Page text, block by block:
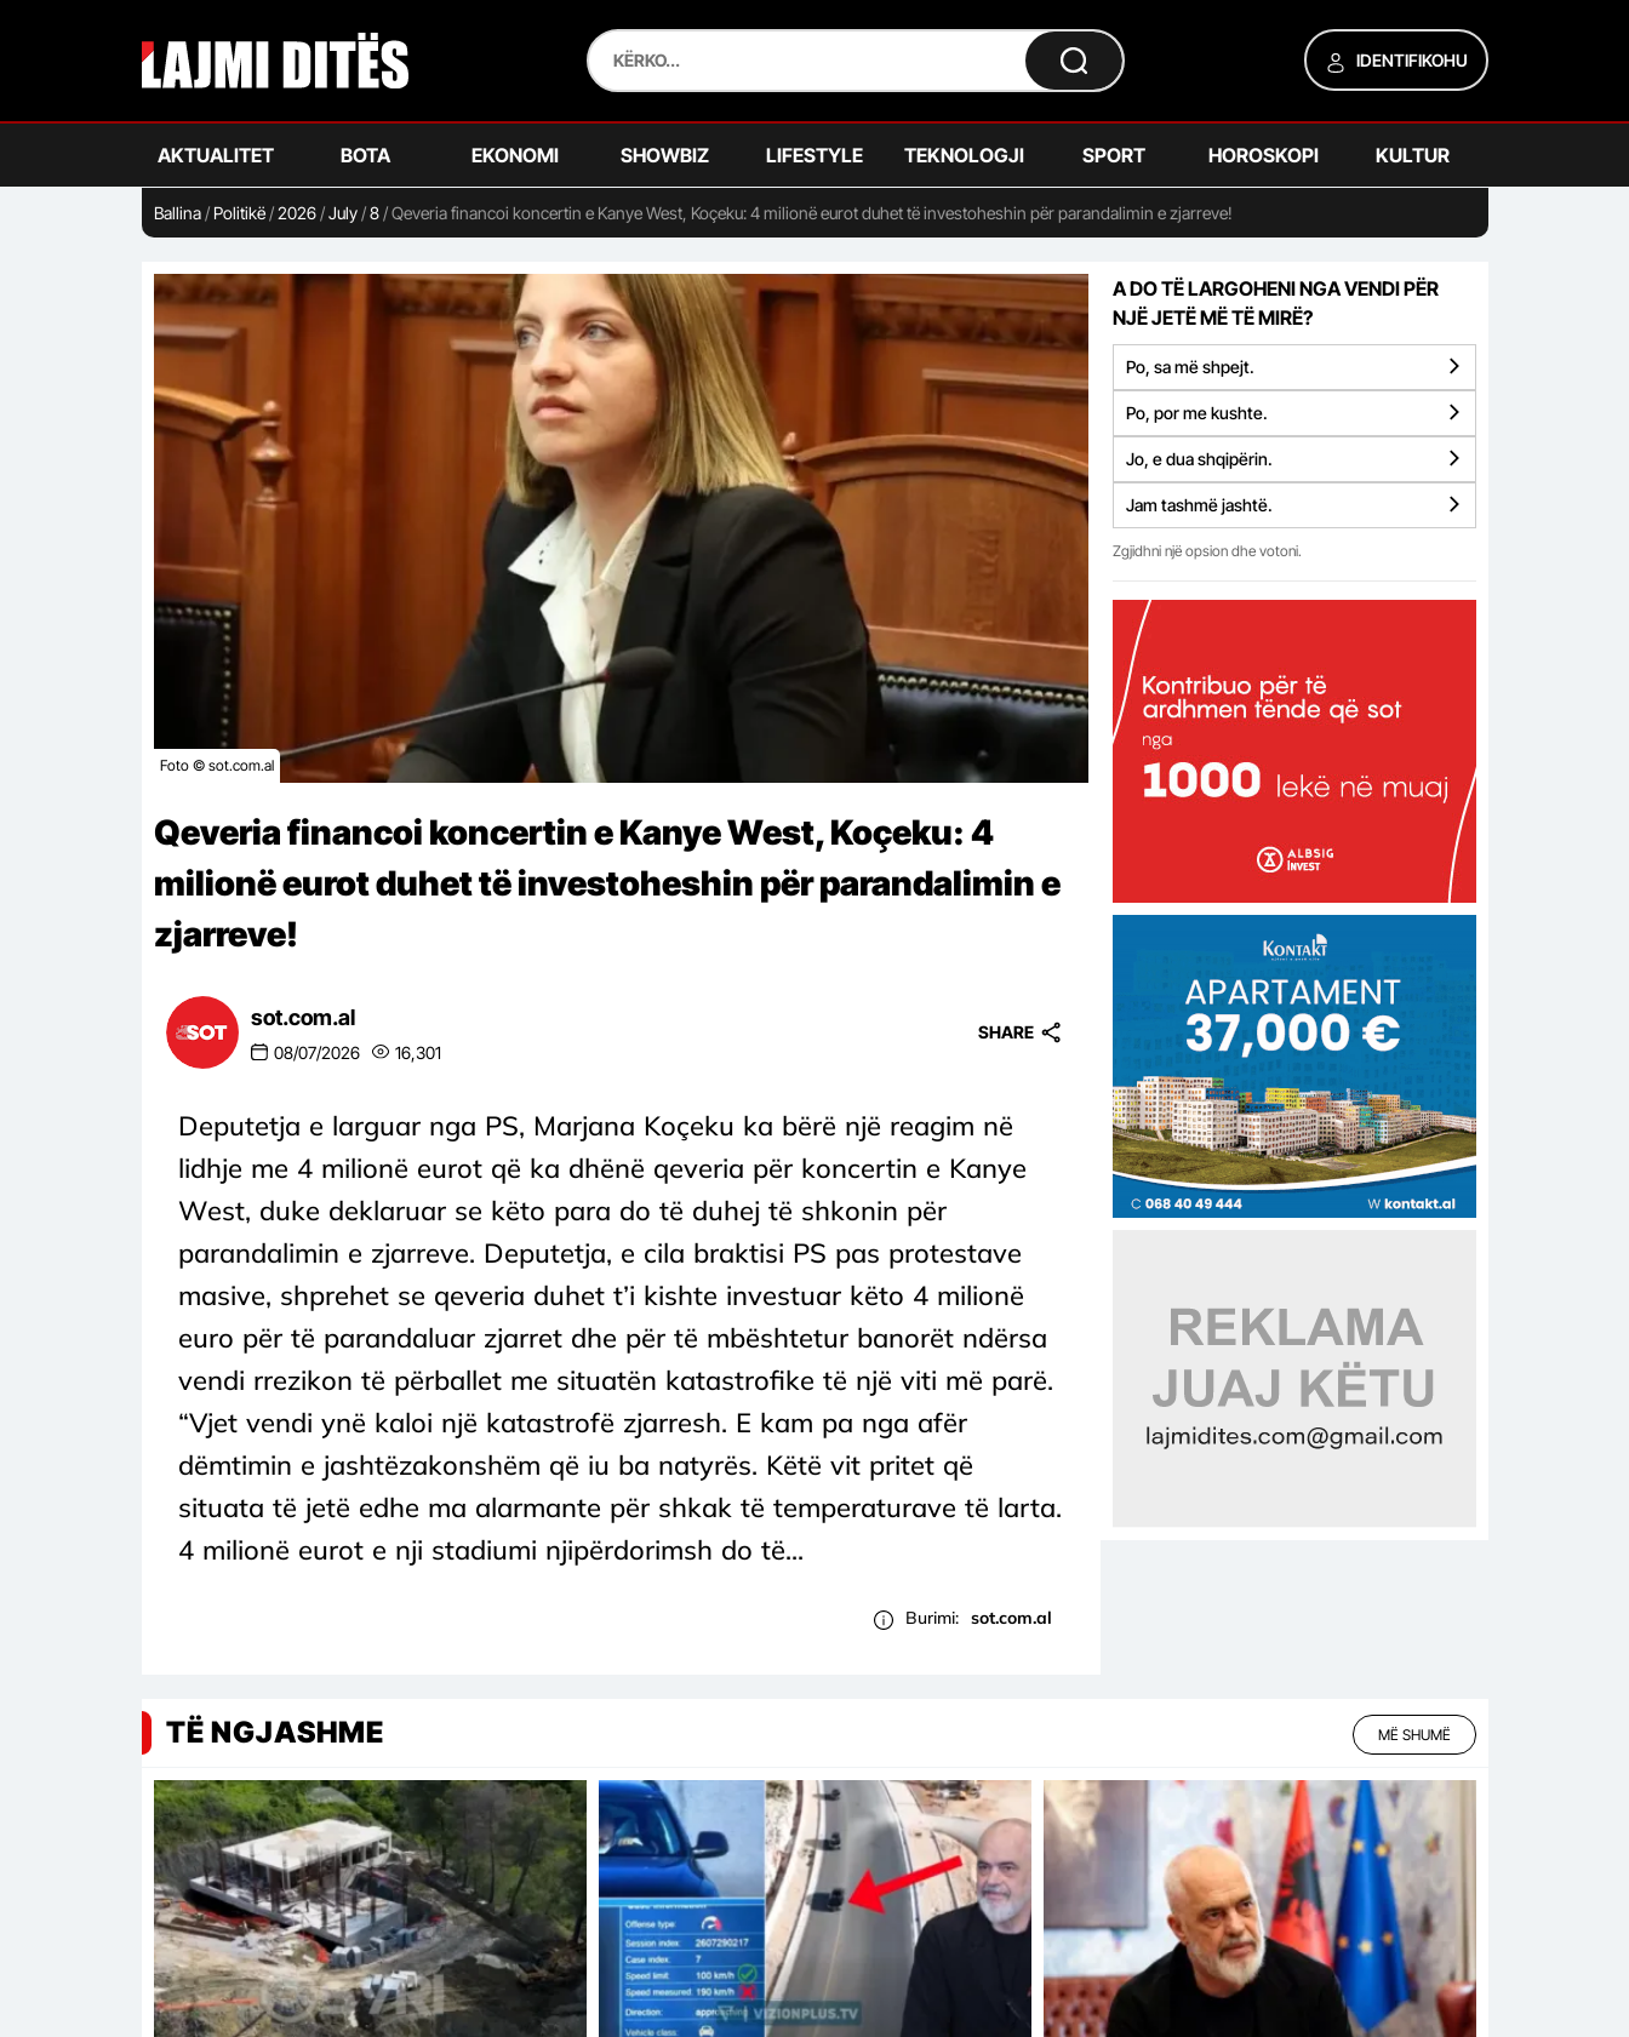
IDENTIFIKOHU
AKTUALITET BOTA EKONOMI SHOWBIZ LIFESTYLE TEKNOLOGJI SPORT HOROSKOPI KULTUR
Ballina/ Politikë/2026/July/8/Qeveria financoi koncertin e Kanye West, Koçeku: 4 milionë eurot duhet të investoheshin për parandalimin e zjarreve!
Foto © sot.com.al
Qeveria financoi koncertin e Kanye West, Koçeku: 4
milionë eurot duhet të investoheshin për parandalimin e
zjarreve!
sot.com.al
08/07/2026 16,301
SHARE
Deputetja e larguar nga PS, Marjana Koçeku ka bërë një reagim në
lidhje me 4 milionë eurot që ka dhënë qeveria për koncertin e Kanye
West, duke deklaruar se këto para do të duhej të shkonin për
parandalimin e zjarreve. Deputetja, e cila braktisi PS pas protestave
masive, shprehet se qeveria duhet t’i kishte investuar këto 4 milionë
euro për të parandaluar zjarret dhe për të mbështetur banorët ndërsa
vendi rrezikon të përballet me situatën katastrofike të një viti më parë.
“Vjet vendi ynë kaloi një katastrofë zjarresh. E kam pa nga afër
dëmtimin e jashtëzakonshëm që iu ba natyrës. Këtë vit pritet që
situata të jetë edhe ma alarmante për shkak të temperaturave të larta.
4 milionë eurot e nji stadiumi njipërdorimsh do të...
Burimi: sot.com.al
A DO TË LARGOHENI NGA VENDI PËR
NJË JETË MË TË MIRË?
Po, sa më shpejt.
Po, por me kushte.
Jo, e dua shqipërin.
Jam tashmë jashtë.
Zgjidhni një opsion dhe votoni.
TË NGJASHME MË SHUMË